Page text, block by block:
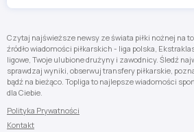
Czytaj najświeższe newsy ze świata piłki nożnej na
źródło wiadomości piłkarskich - liga polska,
ligowe, Twoje ulubione drużyny i zawodnicy. Śledź
sprawdzaj wyniki, obserwuj transfery piłkarskie,
bądź na bieżąco. Topliga to najlepsze wiadomości
dla Ciebie.
Polityka Prywatności
Kontakt